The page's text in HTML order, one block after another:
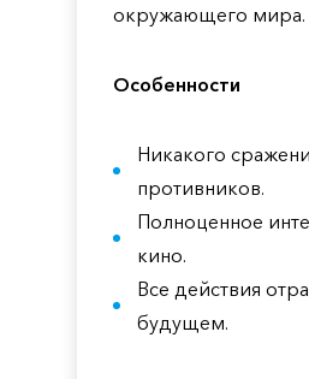
окружающего мира.
Особенности
Никакого
противников.
Полноценное
кино.
Все действия
будущем.